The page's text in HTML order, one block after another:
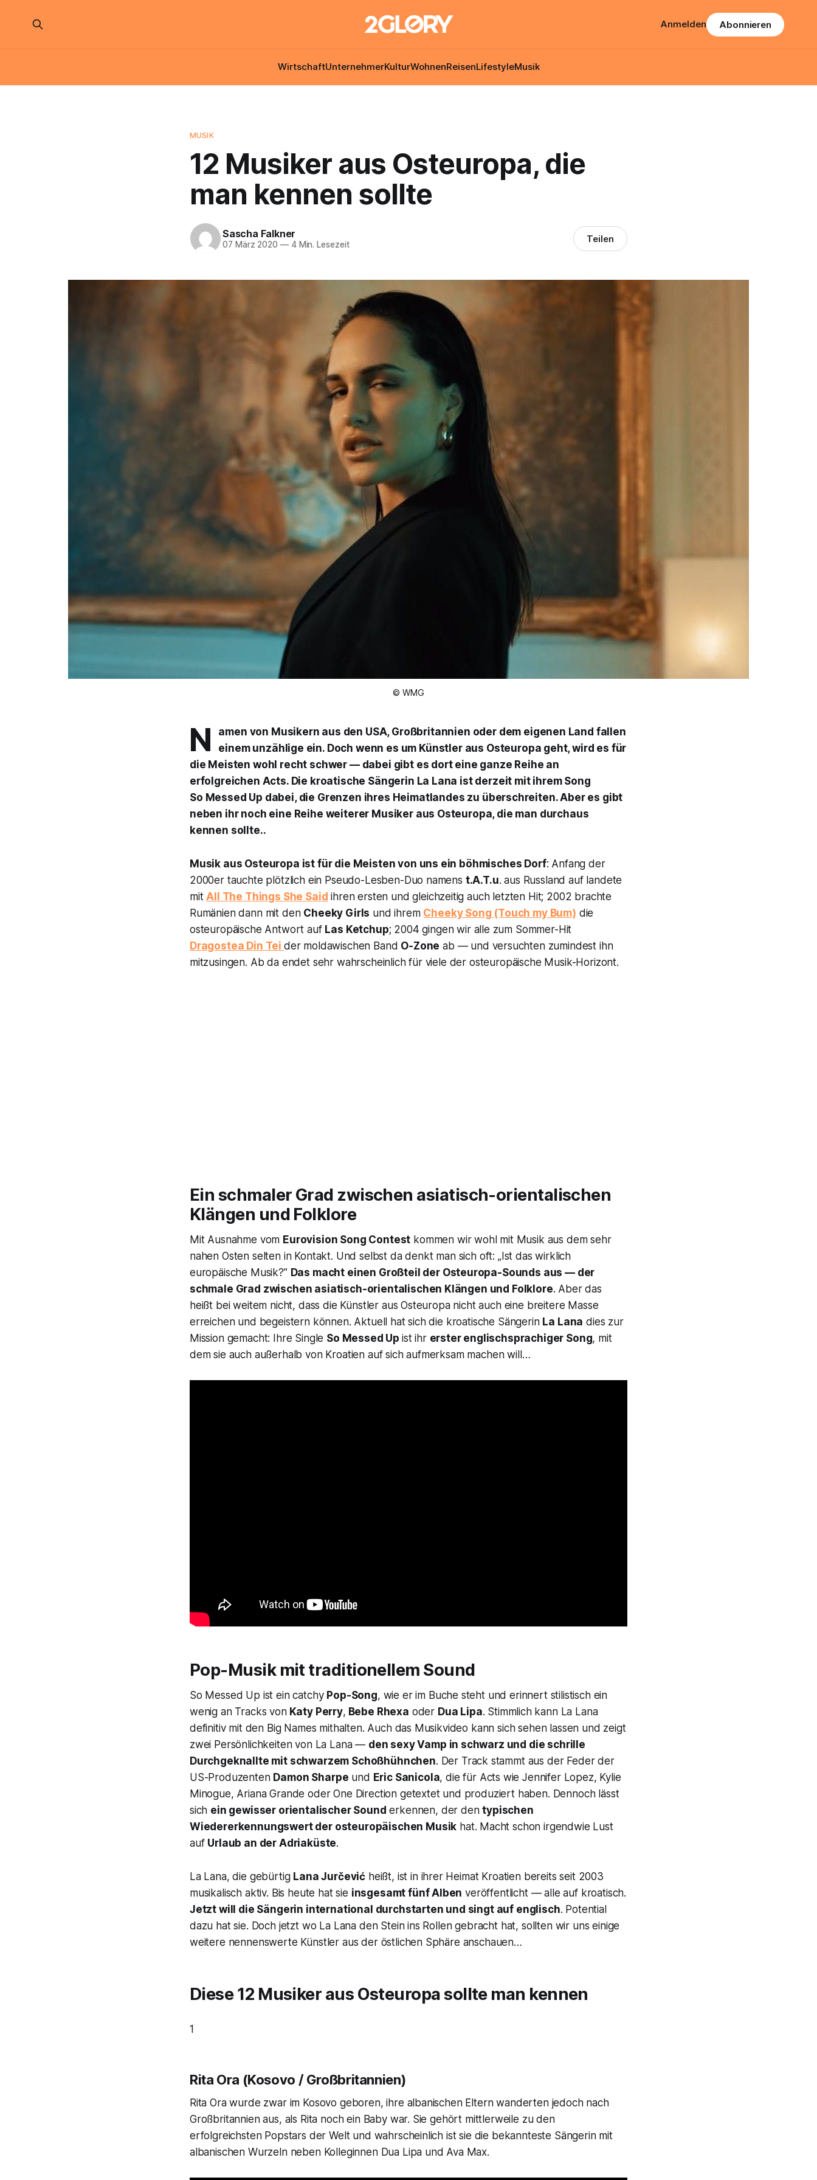
WirtschaftUnternehmerKulturWohnenReisenLifestyleMusik
Anmelden Abonnieren
MUSIK
12 Musiker aus Osteuropa, die
man kennen sollte
Sascha Falkner
07 März 2020 —4 Min. Lesezeit Teilen
© WMG
N
amen von Musikern aus den USA, Großbritannien oder dem eigenen Land fallen
einem unzählige ein. Doch wenn es um Künstler aus Osteuropa geht, wird es für
die Meisten wohl recht schwer — dabei gibt es dort eine ganze Reihe an
erfolgreichen Acts. Die kroatische Sängerin La Lana ist derzeit mit ihrem Song
So Messed Up dabei, die Grenzen ihres Heimatlandes zu überschreiten. Aber es gibt
neben ihr noch eine Reihe weiterer Musiker aus Osteuropa, die man durchaus
kennen sollte..
Musik aus Osteuropa ist für die Meisten von uns ein böhmisches Dorf: Anfang der
2000er tauchte plötzlich ein Pseudo-Lesben-Duo namens t.A.T.u. aus Russland auf landete
mitAll The Things She Said ihren ersten und gleichzeitig auch letzten Hit; 2002 brachte
Rumänien dann mit den Cheeky Girls und ihrem Cheeky Song (Touch my Bum) die
osteuropäische Antwort auf Las Ketchup; 2004 gingen wir alle zum Sommer-Hit
Dragostea Din Tei der moldawischen Band O‑Zone ab — und versuchten zumindest ihn
mitzusingen. Ab da endet sehr wahrscheinlich für viele der osteuropäische Musik-Horizont.
Ein schmaler Grad zwischen asiatisch-orientalischen
Klängen und Folklore
Mit Ausnahme vom Eurovision Song Contest kommen wir wohl mit Musik aus dem sehr
nahen Osten selten in Kontakt. Und selbst da denkt man sich oft: „Ist das wirklich
europäische Musik?” Das macht einen Großteil der Osteuropa-Sounds aus — der
schmale Grad zwischen asiatisch-orientalischen Klängen und Folklore. Aber das
heißt bei weitem nicht, dass die Künstler aus Osteuropa nicht auch eine breitere Masse
erreichen und begeistern können. Aktuell hat sich die kroatische Sängerin La Lana dies zur
Mission gemacht: Ihre Single So Messed Up ist ihr erster englischsprachiger Song, mit
dem sie auch außerhalb von Kroatien auf sich aufmerksam machen will…
Pop-Musik mit traditionellem Sound
So Messed Up ist ein catchy Pop-Song, wie er im Buche steht und erinnert stilistisch ein
wenig an Tracks vonKaty Perry, Bebe Rhexa oder Dua Lipa. Stimmlich kann La Lana
definitiv mit den Big Names mithalten. Auch das Musikvideo kann sich sehen lassen und zeigt
zwei Persönlichkeiten von La Lana — den sexy Vamp in schwarz und die schrille
Durchgeknallte mit schwarzem Schoßhühnchen. Der Track stammt aus der Feder der
US-Produzenten Damon Sharpe und Eric Sanicola, die für Acts wie Jennifer Lopez, Kylie
Minogue, Ariana Grande oder One Direction getextet und produziert haben. Dennoch lässt
sich ein gewisser orientalischer Sound erkennen, der dentypischen
Wiedererkennungswert der osteuropäischen Musik hat. Macht schon irgendwie Lust
auf Urlaub an der Adriaküste.
La Lana, die gebürtig Lana Jurčević heißt, ist in ihrer Heimat Kroatien bereits seit 2003
musikalisch aktiv. Bis heute hat sie insgesamt fünf Alben veröffentlicht — alle auf kroatisch.
Jetzt will die Sängerin international durchstarten und singt auf englisch. Potential
dazu hat sie. Doch jetzt wo La Lana den Stein ins Rollen gebracht hat, sollten wir uns einige
weitere nennenswerte Künstler aus der östlichen Sphäre anschauen…
Diese 12 Musiker aus Osteuropa sollte man kennen
1
Rita Ora (Kosovo / Großbritannien)
Rita Ora wurde zwar im Kosovo geboren, ihre albanischen Eltern wanderten jedoch nach
Großbritannien aus, als Rita noch ein Baby war. Sie gehört mittlerweile zu den
erfolgreichsten Popstars der Welt und wahrscheinlich ist sie die bekannteste Sängerin mit
albanischen Wurzeln neben Kolleginnen Dua Lipa und Ava Max.